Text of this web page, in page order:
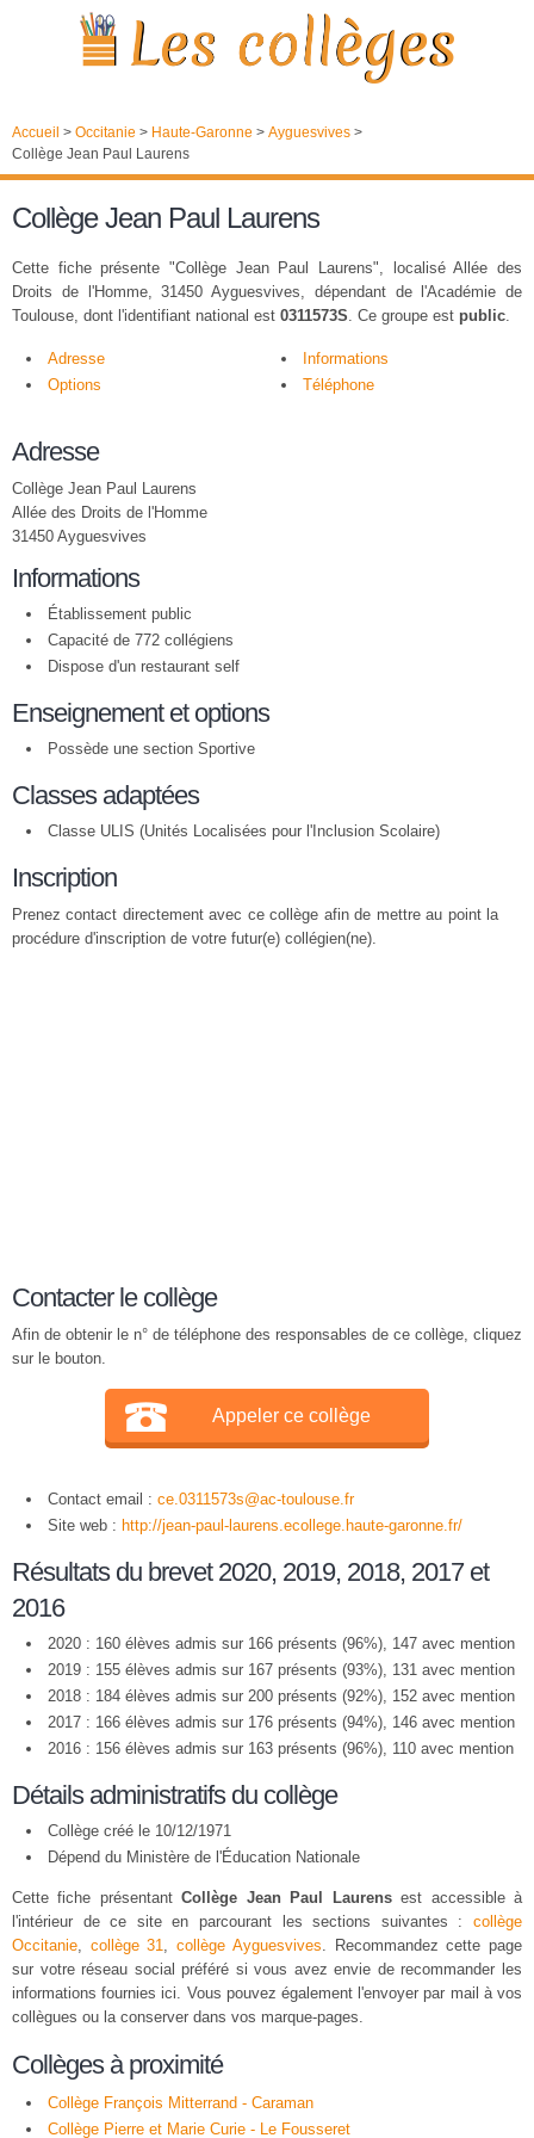
Accueil > Occitanie > Haute-Garonne > Ayguesvives >
Collège Jean Paul Laurens
Collège Jean Paul Laurens
Cette fiche présente "Collège Jean Paul Laurens", localisé Allée des
Droits de l'Homme, 31450 Ayguesvives, dépendant de l'Académie de
Toulouse, dont l'identifiant national est 0311573S. Ce groupe est public.
Adresse
Informations
Options
Téléphone
Adresse
Collège Jean Paul Laurens
Allée des Droits de l'Homme
31450 Ayguesvives
Informations
Établissement public
Capacité de 772 collégiens
Dispose d'un restaurant self
Enseignement et options
Possède une section Sportive
Classes adaptées
Classe ULIS (Unités Localisées pour l'Inclusion Scolaire)
Inscription
Prenez contact directement avec ce collège afin de mettre au point la
procédure d'inscription de votre futur(e) collégien(ne).
Contacter le collège
Afin de obtenir le n° de téléphone des responsables de ce collège, cliquez
sur le bouton.
Appeler ce collège
Contact email : ce.0311573s@ac-toulouse.fr
Site web : http://jean-paul-laurens.ecollege.haute-garonne.fr/
Résultats du brevet 2020, 2019, 2018, 2017 et
2016
2020 : 160 élèves admis sur 166 présents (96%), 147 avec mention
2019 : 155 élèves admis sur 167 présents (93%), 131 avec mention
2018 : 184 élèves admis sur 200 présents (92%), 152 avec mention
2017 : 166 élèves admis sur 176 présents (94%), 146 avec mention
2016 : 156 élèves admis sur 163 présents (96%), 110 avec mention
Détails administratifs du collège
Collège créé le 10/12/1971
Dépend du Ministère de l'Éducation Nationale
Cette fiche présentantCollège Jean Paul Laurensest accessible à
l'intérieur de ce site en parcourant les sections suivantes : collège
Occitanie, collège 31,collège Ayguesvives. Recommandez cette page
sur votre réseau social préféré si vous avez envie de recommander les
informations fournies ici. Vous pouvez également l'envoyer par mail à vos
collègues ou la conserver dans vos marque-pages.
Collèges à proximité
Collège François Mitterrand - Caraman
Collège Pierre et Marie Curie - Le Fousseret